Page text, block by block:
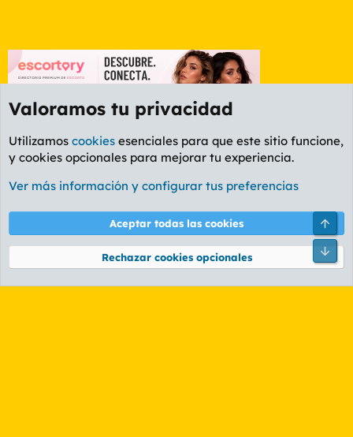
Etiquetas
Cookies
PL OLDSTYLE AMARILLO
Términos y reglas Política de privacidad Ayuda
Community platform by XenForo® © 2010-2026 XenForo Ltd.
Valoramos tu privacidad
Utilizamos cookies esenciales para que este sitio funcione,
y cookies opcionales para mejorar tu experiencia.
Ver más información y configurar tus preferencias
Aceptar todas las cookies
Rechazar cookies opcionales
Pie